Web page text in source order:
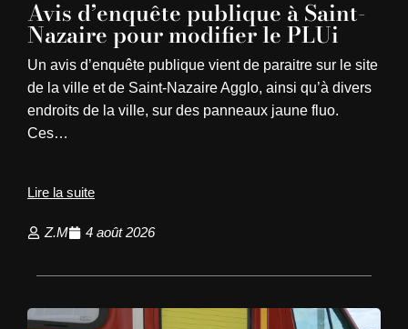
Avis d’enquête publique à Saint-
Nazaire pour modifier le PLUi
Un avis d’enquête publique vient de paraitre sur le site
de la ville et de Saint-Nazaire Agglo, ainsi qu’à divers
endroits de la ville, sur des panneaux jaune fluo.
Ces…
Lire la suite
Z.M 4 août 2026